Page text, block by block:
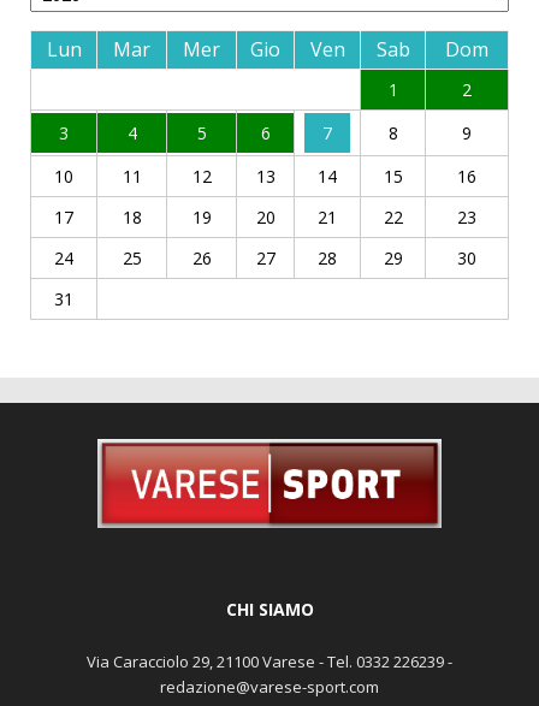
Lun Mar Mer Gio Ven Sab Dom
1
2
3
4 5 6 7 8
9
10
11 12 13 14 15
16
17
18 19 20 21 22
23
24
25 26 27 28 29
30
31
CHI SIAMO
Via Caracciolo 29, 21100 Varese - Tel. 0332 226239 -
redazione@varese-sport.com